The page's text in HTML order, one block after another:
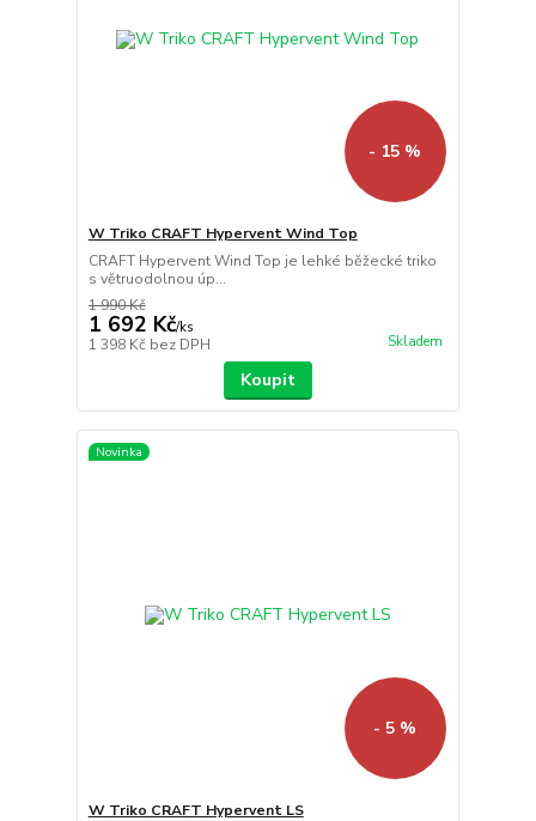
- 15 %
W Triko CRAFT Hypervent Wind Top
CRAFT Hypervent Wind Top je lehké běžecké triko
s větruodolnou úp...
1 990 Kč
1 692 Kč/ks
1 398 Kč bez DPH Skladem
Koupit
Novinka
- 5 %
W Triko CRAFT Hypervent LS